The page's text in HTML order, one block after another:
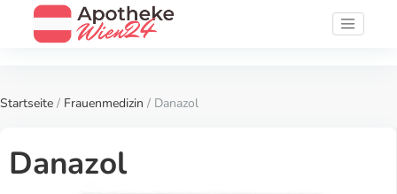
Startseite / Frauenmedizin / Danazol
Danazol